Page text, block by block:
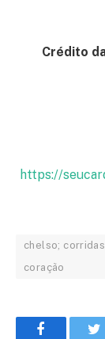
Crédito
https://
chelso;
coração
Facebook